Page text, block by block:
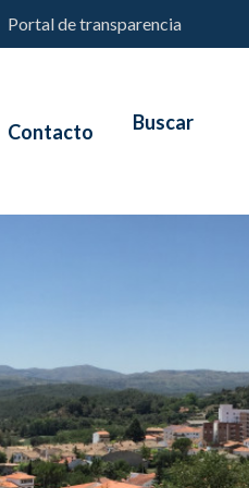
Portal de transparencia
Contacto